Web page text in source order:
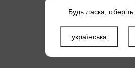
Будь ласка,
українська